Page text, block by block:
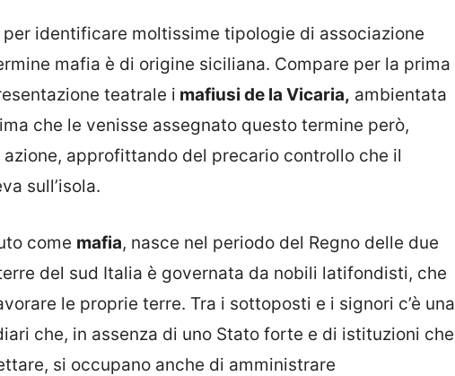
identificare moltissime tipologie di associazione
mafia è di origine siciliana. Compare per la prima
teatrale i mafiusi de la Vicaria, ambientata
che le venisse assegnato questo termine però,
azione, approfittando del precario controllo che il
sull’isola.
come mafia, nasce nel periodo del Regno delle due
del sud Italia è governata da nobili latifondisti, che
le proprie terre. Tra i sottoposti e i signori c’è una
che, in assenza di uno Stato forte e di istituzioni che
si occupano anche di amministrare